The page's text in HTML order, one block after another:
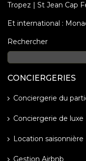
Tropez | St Jean Cap
Et international :
Rechercher
CONCIERGERIES
Conciergerie du
Conciergerie de luxe
Location saisonnière
Gestion Airbnb